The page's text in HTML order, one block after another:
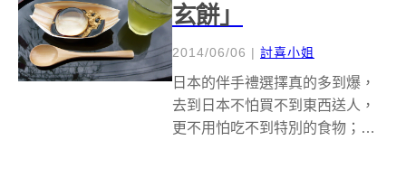
玄餅」
2014/06/06 | 討喜小姐
日本的伴手禮選擇真的多到爆，
去到日本不怕買不到東西送人，
更不用怕吃不到特別的食物；日